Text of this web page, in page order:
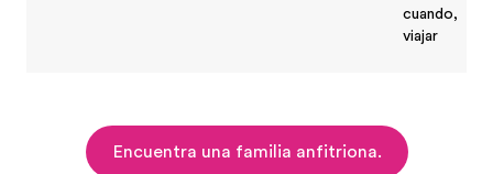
cuando,
viajar
Encuentra una familia anfitriona.